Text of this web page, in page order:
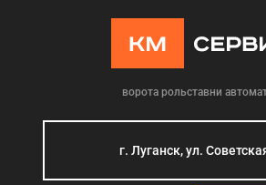
ворота рольставни
г. Луганск, ул.